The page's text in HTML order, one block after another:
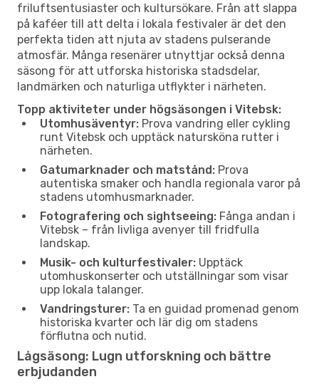
friluftsentusiaster och kultursökare. Från att slappa
på kaféer till att delta i lokala festivaler är det den
perfekta tiden att njuta av stadens pulserande
atmosfär. Många resenärer utnyttjar också denna
säsong för att utforska historiska stadsdelar,
landmärken och naturliga utflykter i närheten.
Topp aktiviteter under högsäsongen i Vitebsk:
Utomhusäventyr: Prova vandring eller cykling
runt Vitebsk och upptäck natursköna rutter i
närheten.
Gatumarknader och matstånd: Prova
autentiska smaker och handla regionala varor på
stadens utomhusmarknader.
Fotografering och sightseeing: Fånga andan i
Vitebsk – från livliga avenyer till fridfulla
landskap.
Musik- och kulturfestivaler: Upptäck
utomhuskonserter och utställningar som visar
upp lokala talanger.
Vandringsturer: Ta en guidad promenad genom
historiska kvarter och lär dig om stadens
förflutna och nutid.
Lågsäsong: Lugn utforskning och bättre
erbjudanden